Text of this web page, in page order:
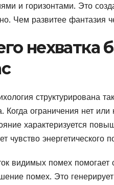
и горизонтами. Это
Чем развитее фантазия
нехватка
структурирована
Когда ограничения нет
характеризуется
чувство энергетического
видимых помех
помех. Это